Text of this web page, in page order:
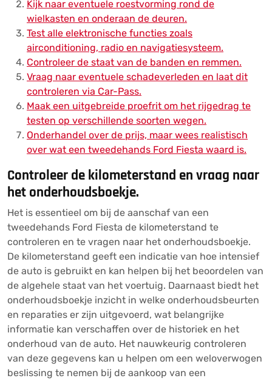
Kijk naar eventuele roestvorming rond de
wielkasten en onderaan de deuren.
Test alle elektronische functies zoals
airconditioning, radio en navigatiesysteem.
Controleer de staat van de banden en remmen.
Vraag naar eventuele schadeverleden en laat dit
controleren via Car-Pass.
Maak een uitgebreide proefrit om het rijgedrag te
testen op verschillende soorten wegen.
Onderhandel over de prijs, maar wees realistisch
over wat een tweedehands Ford Fiesta waard is.
Controleer de kilometerstand en vraag naar
het onderhoudsboekje.
Het is essentieel om bij de aanschaf van een
tweedehands Ford Fiesta de kilometerstand te
controleren en te vragen naar het onderhoudsboekje.
De kilometerstand geeft een indicatie van hoe intensief
de auto is gebruikt en kan helpen bij het beoordelen van
de algehele staat van het voertuig. Daarnaast biedt het
onderhoudsboekje inzicht in welke onderhoudsbeurten
en reparaties er zijn uitgevoerd, wat belangrijke
informatie kan verschaffen over de historiek en het
onderhoud van de auto. Het nauwkeurig controleren
van deze gegevens kan u helpen om een weloverwogen
beslissing te nemen bij de aankoop van een